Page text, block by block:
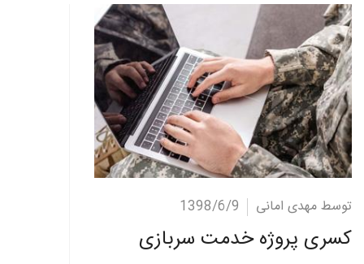
توسط مهدی امانی 1398/6/9
کسری پروژه خدمت سربازی